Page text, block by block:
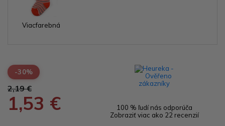
Viacfarebná
-30%
2,19 €
1,53 €
100 % ľudí nás odporúča
Zobraziť viac ako 22 recenzií